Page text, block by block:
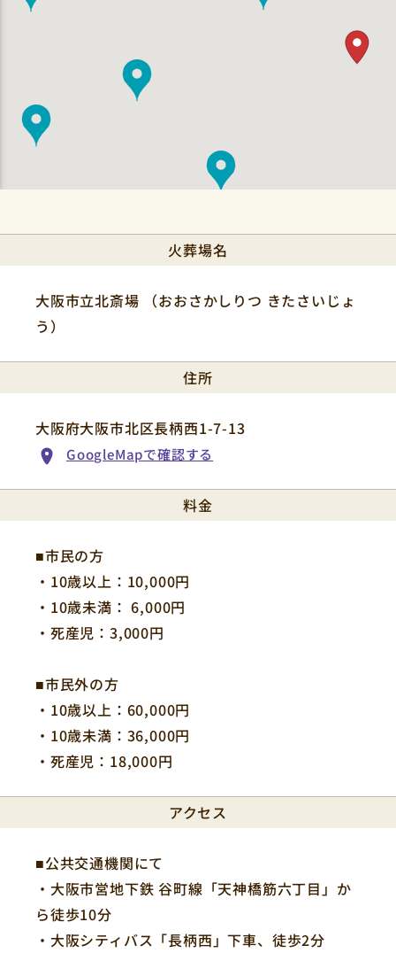
読み取ってください。
火葬場名
大阪市立北斎場 （おおさかしりつ きたさいじょ
う）
住所
大阪府大阪市北区長柄西1-7-13
GoogleMapで確認する
料金
■市民の方
・10歳以上：10,000円
・10歳未満： 6,000円
・死産児：3,000円
■市民外の方
・10歳以上：60,000円
・10歳未満：36,000円
・死産児：18,000円
アクセス
■公共交通機関にて
・大阪市営地下鉄 谷町線「天神橋筋六丁目」か
ら徒歩10分
・大阪シティバス「長柄西」下車、徒歩2分